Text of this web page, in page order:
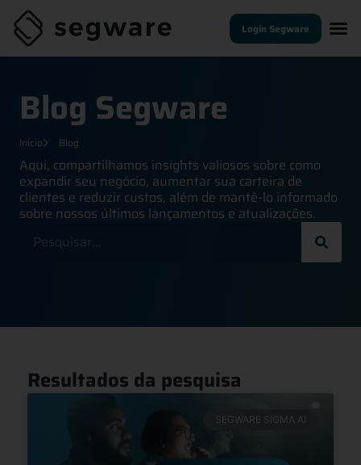
Login Segware
Blog Segware
Início Blog
Aqui, compartilhamos insights valiosos sobre como
expandir seu negócio, aumentar sua carteira de
clientes e reduzir custos, além de mantê-lo informado
sobre nossos últimos lançamentos e atualizações.
Resultados da pesquisa
SEGWARE SIGMA AI